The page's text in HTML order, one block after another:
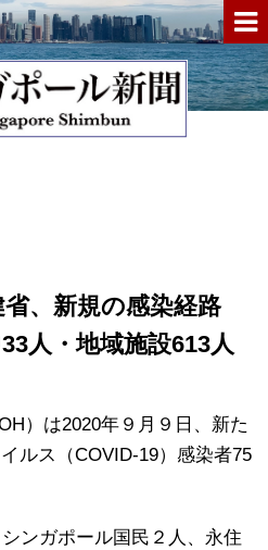
、新規の感染経路
人・地域施設613人
）は2020年９月９日、新た
ルス（COVID-19）感染者75
ンガポール国民２人、永住